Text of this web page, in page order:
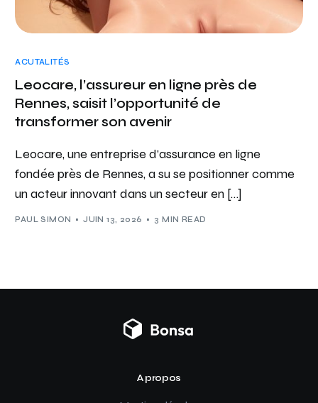
ACUTALITÉS
Leocare, l’assureur en ligne près de
Rennes, saisit l’opportunité de
transformer son avenir
Leocare, une entreprise d’assurance en ligne
fondée près de Rennes, a su se positionner comme
un acteur innovant dans un secteur en […]
PAUL SIMON JUIN 13, 2026 3 MIN READ
A propos